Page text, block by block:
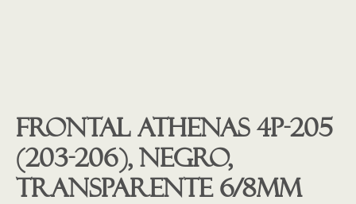
Frontal ATHENAS 4P-205
(203-206), NEGRO,
transparente 6/8mm